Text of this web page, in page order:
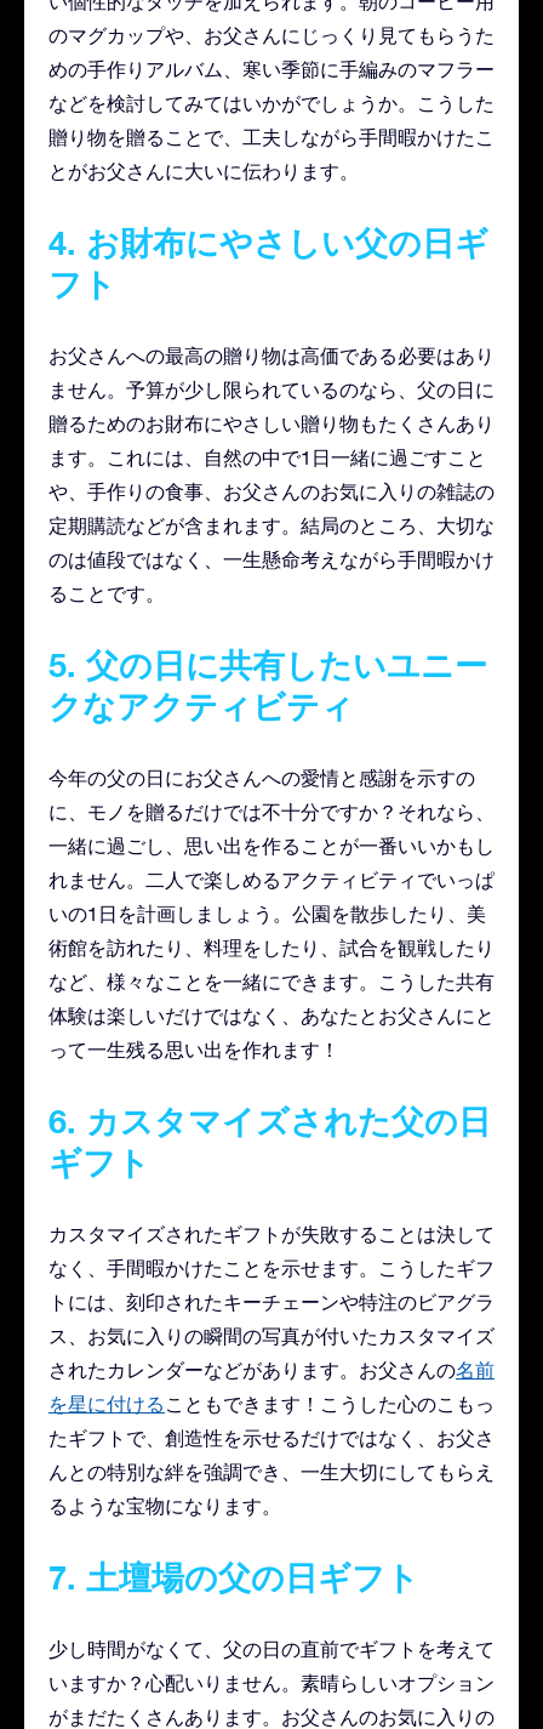
のマグカップや、お父さんにじっくり見てもらうた
めの手作りアルバム、寒い季節に手編みのマフラー
などを検討してみてはいかがでしょうか。こうした
贈り物を贈ることで、工夫しながら手間暇かけたこ
とがお父さんに大いに伝わります。
4. お財布にやさしい父の日ギ
フト
お父さんへの最高の贈り物は高価である必要はあり
ません。予算が少し限られているのなら、父の日に
贈るためのお財布にやさしい贈り物もたくさんあり
ます。これには、自然の中で1日一緒に過ごすこと
や、手作りの食事、お父さんのお気に入りの雑誌の
定期購読などが含まれます。結局のところ、大切な
のは値段ではなく、一生懸命考えながら手間暇かけ
ることです。
5. 父の日に共有したいユニー
クなアクティビティ
今年の父の日にお父さんへの愛情と感謝を示すの
に、モノを贈るだけでは不十分ですか？それなら、
一緒に過ごし、思い出を作ることが一番いいかもし
れません。二人で楽しめるアクティビティでいっぱ
いの1日を計画しましょう。公園を散歩したり、美
術館を訪れたり、料理をしたり、試合を観戦したり
など、様々なことを一緒にできます。こうした共有
体験は楽しいだけではなく、あなたとお父さんにと
って一生残る思い出を作れます！
6. カスタマイズされた父の日
ギフト
カスタマイズされたギフトが失敗することは決して
なく、手間暇かけたことを示せます。こうしたギフ
トには、刻印されたキーチェーンや特注のビアグラ
ス、お気に入りの瞬間の写真が付いたカスタマイズ
されたカレンダーなどがあります。お父さんの名前
を星に付ける こともできます！こうした心のこもっ
たギフトで、創造性を示せるだけではなく、お父さ
んとの特別な絆を強調でき、一生大切にしてもらえ
るような宝物になります。
7. 土壇場の父の日ギフト
少し時間がなくて、父の日の直前でギフトを考えて
いますか？心配いりません。素晴らしいオプション
がまだたくさんあります。お父さんのお気に入りの